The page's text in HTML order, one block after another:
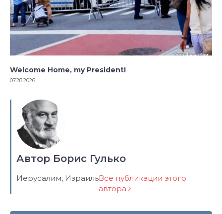
Welcome Home, my President!
07.28.2026
Автор Борис Гулько
Иерусалим, ИзраильВсе публикации этого
автора